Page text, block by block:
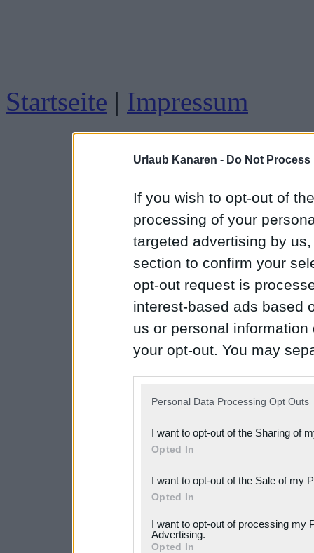
Urlaub Kanaren - Do Not
If you wish to opt-out of
processing of your
targeted advertising by
section to confirm your
opt-out request is
interest-based ads based
us or personal
your opt-out. You may
Downstream Participants
third parties.
Please note that this
not limited to your visit or
Personal Data Processing Opt Outs
I want to opt-out of the Sharing of
Opted In
I want to opt-out of the Sale of my
Opted In
I want to opt-out of processing my
Advertising.
Opted In
Startseite | Impressum